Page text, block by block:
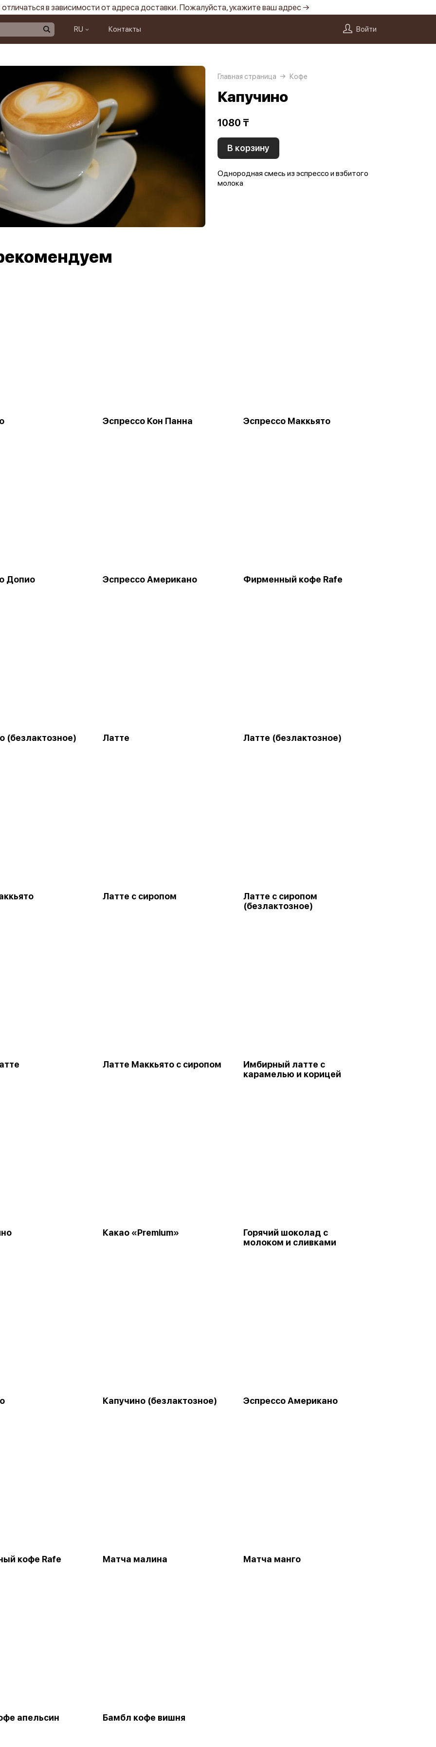
в зависимости от адреса доставки. Пожалуйста, укажите ваш адрес →
RU Контакты Войти
Главная страница Кофе
Капучино
1080 ₸
В корзину
Однородная смесь из эспрессо и взбитого
молока
Эспрессо Кон Панна Эспрессо Маккьято
Допио Эспрессо Американо Фирменный кофе Rafe
(безлактозное) Латте Латте (безлактозное)
Латте с сиропом
Латте с сиропом
(безлактозное)
Латте Маккьято с сиропом
Имбирный латте с
карамелью и корицей
Какао «Premium»
Горячий шоколад с
молоком и сливками
Капучино (безлактозное) Эспрессо Американо
кофе Rafe Матча малина Матча манго
апельсин Бамбл кофе вишня